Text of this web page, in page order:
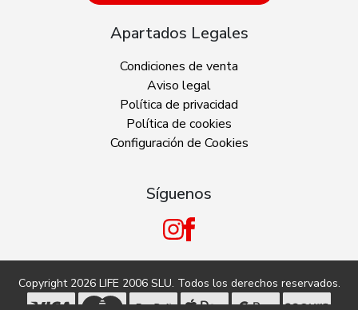
Apartados Legales
Condiciones de venta
Aviso legal
Política de privacidad
Política de cookies
Configuración de Cookies
Síguenos
Copyright 2026 LIFE 2006 SLU. Todos los derechos reservados.